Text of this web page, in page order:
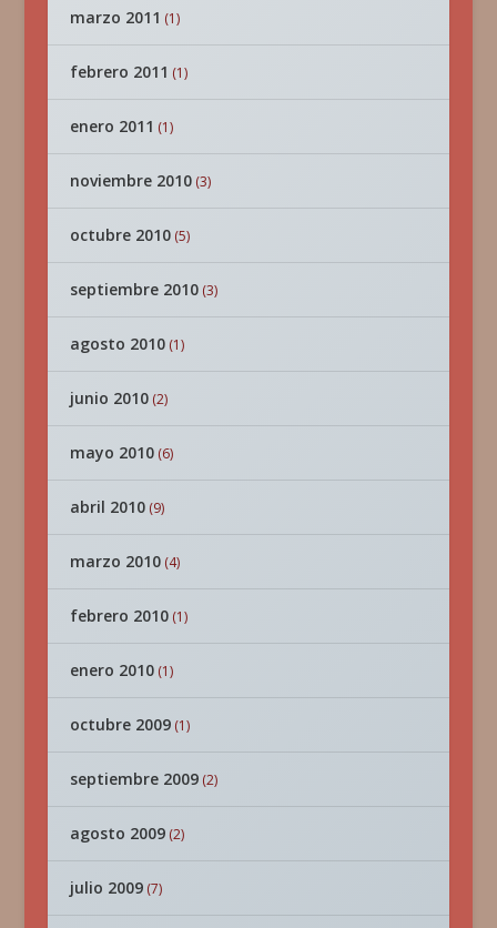
marzo 2011 (1)
febrero 2011 (1)
enero 2011 (1)
noviembre 2010(3)
octubre 2010(5)
septiembre 2010(3)
agosto 2010(1)
junio 2010(2)
mayo 2010(6)
abril 2010(9)
marzo 2010(4)
febrero 2010(1)
enero 2010(1)
octubre 2009(1)
septiembre 2009(2)
agosto 2009(2)
julio 2009(7)